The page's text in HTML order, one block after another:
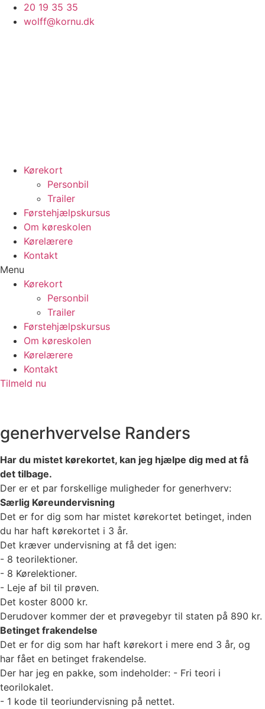
Videre20 19 35 35
wolff@kornu.dk
Kørekort
Personbil
Trailer
Førstehjælpskursus
Om køreskolen
Kørelærere
Kontakt
Menu
Kørekort
Personbil
Trailer
Førstehjælpskursus
Om køreskolen
Kørelærere
Kontakt
Tilmeld nu
generhvervelse Randers
Har du mistet kørekortet, kan jeg hjælpe dig med at få
det tilbage.
Der er et par forskellige muligheder for generhverv:
Særlig Køreundervisning
Det er for dig som har mistet kørekortet betinget, inden
du har haft kørekortet i 3 år.
Det kræver undervisning at få det igen:
- 8 teorilektioner.
- 8 Kørelektioner.
- Leje af bil til prøven.
Det koster 8000 kr.
Derudover kommer der et prøvegebyr til staten på 890 kr.
Betinget frakendelse
Det er for dig som har haft kørekort i mere end 3 år, og
har fået en betinget frakendelse.
Der har jeg en pakke, som indeholder: - Fri teori i
teorilokalet.
- 1 kode til teoriundervisning på nettet.